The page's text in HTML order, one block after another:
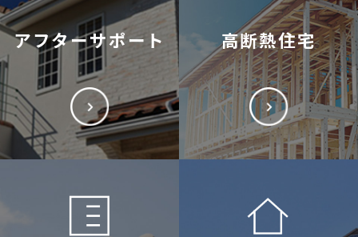
アフターサポート 高断熱住宅